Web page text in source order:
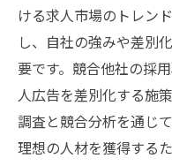
ける求人市場のトレン
し、自社の強みや差別
要です。競合他社の採
人広告を差別化する施
調査と競合分析を通じ
理想の人材を獲得する